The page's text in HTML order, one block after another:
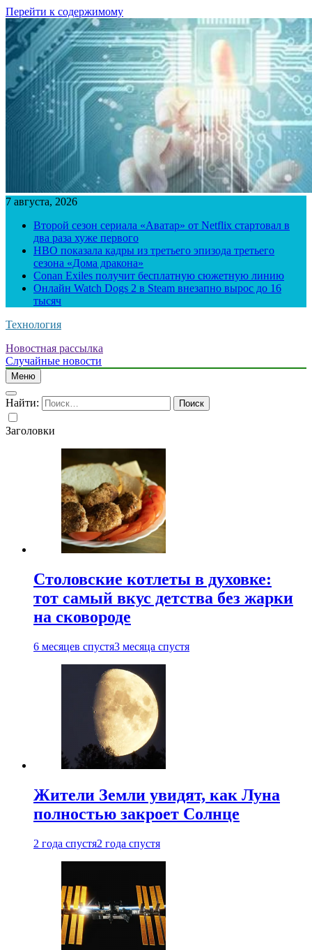
Перейти к содержимому
7 августа, 2026
Второй сезон сериала «Аватар» от Netflix стартовал в
два раза хуже первого
HBO показала кадры из третьего эпизода третьего
сезона «Дома дракона»
Conan Exiles получит бесплатную сюжетную линию
Онлайн Watch Dogs 2 в Steam внезапно вырос до 16
тысяч
Технология
Новостная рассылка
Случайные новости
Меню
Найти:
Заголовки
Столовские котлеты в духовке:
тот самый вкус детства без жарки
на сковороде
6 месяцев спустя3 месяца спустя
Жители Земли увидят, как Луна
полностью закроет Солнце
2 года спустя2 года спустя